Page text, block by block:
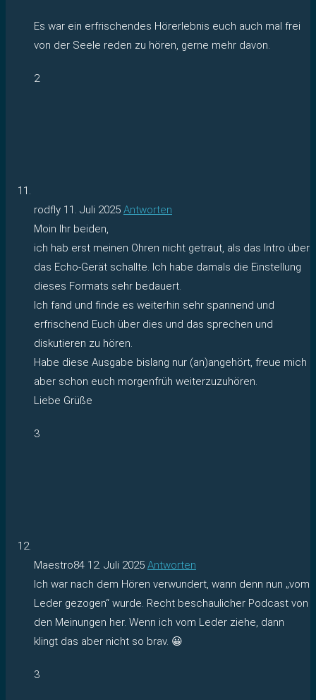
Es war ein erfrischendes Hörerlebnis euch auch mal frei
von der Seele reden zu hören, gerne mehr davon.
2
rodfly 11. Juli 2025 Antworten
Moin Ihr beiden,
ich hab erst meinen Ohren nicht getraut, als das Intro über
das Echo-Gerät schallte. Ich habe damals die Einstellung
dieses Formats sehr bedauert.
Ich fand und finde es weiterhin sehr spannend und
erfrischend Euch über dies und das sprechen und
diskutieren zu hören.
Habe diese Ausgabe bislang nur (an)angehört, freue mich
aber schon euch morgenfrüh weiterzuzuhören.
Liebe Grüße
3
Maestro84 12. Juli 2025 Antworten
Ich war nach dem Hören verwundert, wann denn nun „vom
Leder gezogen“ wurde. Recht beschaulicher Podcast von
den Meinungen her. Wenn ich vom Leder ziehe, dann
klingt das aber nicht so brav. 😀
3